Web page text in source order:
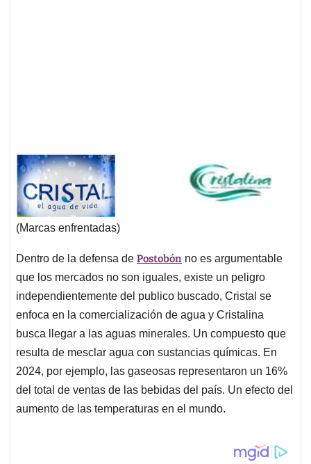
(Marcas enfrentadas)
Dentro de la defensa de Postobón no es argumentable
que los mercados no son iguales, existe un peligro
independientemente del publico buscado, Cristal se
enfoca en la comercialización de agua y Cristalina
busca llegar a las aguas minerales. Un compuesto que
resulta de mesclar agua con sustancias químicas. En
2024, por ejemplo, las gaseosas representaron un 16%
del total de ventas de las bebidas del país. Un efecto del
aumento de las temperaturas en el mundo.